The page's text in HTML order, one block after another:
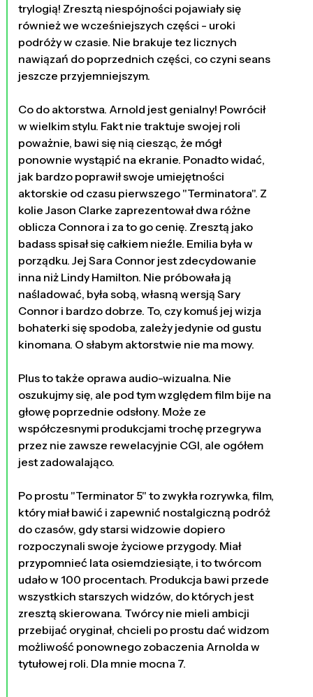
trylogią! Zresztą niespójności pojawiały się
również we wcześniejszych części - uroki
podróży w czasie. Nie brakuje tez licznych
nawiązań do poprzednich części, co czyni seans
jeszcze przyjemniejszym.
Co do aktorstwa. Arnold jest genialny! Powrócił
w wielkim stylu. Fakt nie traktuje swojej roli
poważnie, bawi się nią ciesząc, że mógł
ponownie wystąpić na ekranie. Ponadto widać,
jak bardzo poprawił swoje umiejętności
aktorskie od czasu pierwszego "Terminatora". Z
kolie Jason Clarke zaprezentował dwa różne
oblicza Connora i za to go cenię. Zresztą jako
badass spisał się całkiem nieźle. Emilia była w
porządku. Jej Sara Connor jest zdecydowanie
inna niż Lindy Hamilton. Nie próbowała ją
naśladować, była sobą, własną wersją Sary
Connor i bardzo dobrze. To, czy komuś jej wizja
bohaterki się spodoba, zależy jedynie od gustu
kinomana. O słabym aktorstwie nie ma mowy.
Plus to także oprawa audio-wizualna. Nie
oszukujmy się, ale pod tym względem film bije na
głowę poprzednie odsłony. Może ze
współczesnymi produkcjami trochę przegrywa
przez nie zawsze rewelacyjnie CGI, ale ogółem
jest zadowalająco.
Po prostu "Terminator 5" to zwykła rozrywka, film,
który miał bawić i zapewnić nostalgiczną podróż
do czasów, gdy starsi widzowie dopiero
rozpoczynali swoje życiowe przygody. Miał
przypomnieć lata osiemdziesiąte, i to twórcom
udało w 100 procentach. Produkcja bawi przede
wszystkich starszych widzów, do których jest
zresztą skierowana. Twórcy nie mieli ambicji
przebijać oryginał, chcieli po prostu dać widzom
możliwość ponownego zobaczenia Arnolda w
tytułowej roli. Dla mnie mocna 7.